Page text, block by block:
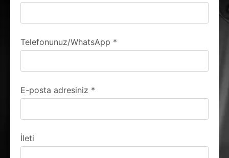
Telefonunuz/WhatsApp *
E-posta adresiniz *
İleti